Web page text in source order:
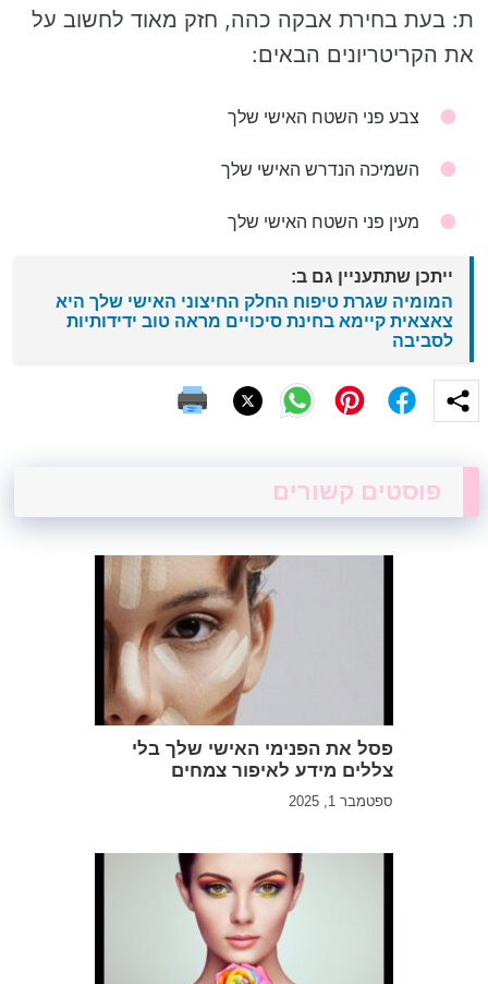
ת: בעת בחירת אבקה כהה, חזק מאוד לחשוב על
את הקריטריונים הבאים:
צבע פני השטח האישי שלך
השמיכה הנדרש האישי שלך
מעין פני השטח האישי שלך
ייתכן שתתעניין גם ב:
המומיה שגרת טיפוח החלק החיצוני האישי שלך היא
צאצאית קיימא בחינת סיכויים מראה טוב ידידותיות
לסביבה
פוסטים קשורים
פסל את הפנימי האישי שלך בלי
צללים מידע לאיפור צמחים
ספטמבר 1, 2025